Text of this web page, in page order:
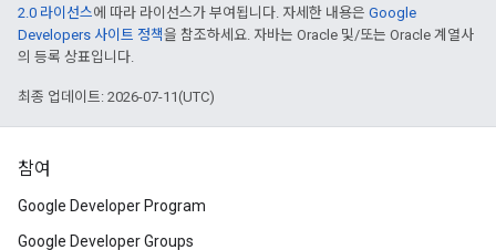
2.0 라이선스에 따라 라이선스가 부여됩니다. 자세한 내용은 Google
Developers 사이트 정책을 참조하세요. 자바는 Oracle 및/또는 Oracle 계열사
의 등록 상표입니다.
최종 업데이트: 2026-07-11(UTC)
참여
Google Developer Program
Google Developer Groups